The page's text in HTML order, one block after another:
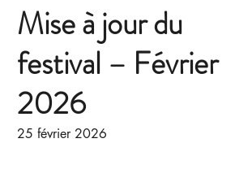
Mise à jour du
festival – Février
2026
25 février 2026